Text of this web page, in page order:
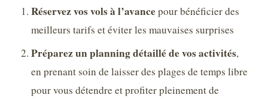
Réservez vos vols à l’avancepour bénéficier des
meilleurs tarifs et éviter les mauvaises surprises
Préparez un planning détaillé de vos activités,
en prenant soin de laisser des plages de temps libre
pour vous détendre et profiter pleinement de